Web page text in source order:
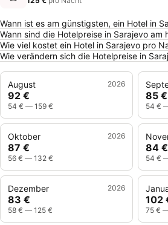
Häufig gestellte Fragen zu
Wann ist es am günstigsten, ein Hotel in
Wann sind die Hotelpreise in Sarajevo am
Wie viel kostet ein Hotel in Sarajevo pro
Wie verändern sich die Hotelpreise in
August 2026
92 €
54 € — 159 €
85 €
54 €
Oktober 2026
87 €
56 € — 132 €
84 €
54 €
Dezember 2026
83 €
58 € — 125 €
102
75 €